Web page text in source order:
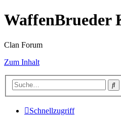
WaffenBrueder
Clan Forum
Zum Inhalt
Schnellzugriff